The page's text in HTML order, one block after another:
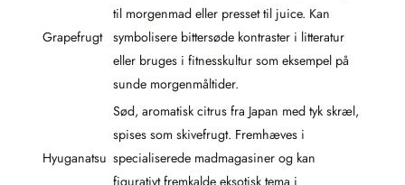
Grapefrugt
til morgenmad eller presset til juice. Kan
symbolisere bittersøde kontraster i litteratur
eller bruges i fitnesskultur som eksempel på
sunde morgenmåltider.
Hyuganatsu
Sød, aromatisk citrus fra Japan med tyk skræl,
spises som skivefrugt. Fremhæves i
specialiserede madmagasiner og kan
figurativt fremkalde eksotisk tema i